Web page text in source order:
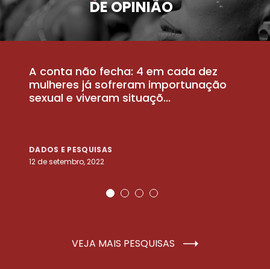
DE OPINIÃO
A conta não fecha: 4 em cada dez
mulheres já sofreram importunação
sexual e viveram situaçõ...
DADOS E PESQUISAS
12 de setembro, 2022
VEJA MAIS PESQUISAS